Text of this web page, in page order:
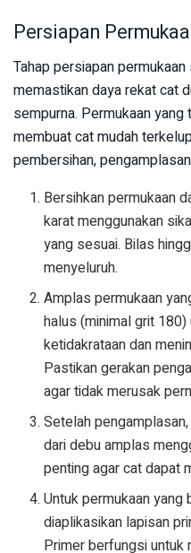
Persiapan
Tahap persiapan
memastikan daya rekat cat
sempurna. Permukaan
membuat cat mudah
pembersihan,
Bersihkan permukaan
karat menggunakan
yang sesuai. Bilas
menyeluruh.
Amplas permukaan
halus (minimal grit
ketidakrataan dan
Pastikan gerakan
agar tidak merusak
Setelah
dari debu amplas
penting agar cat dapat
Untuk permukaan
diaplikasikan lapisan
Primer berfungsi untuk